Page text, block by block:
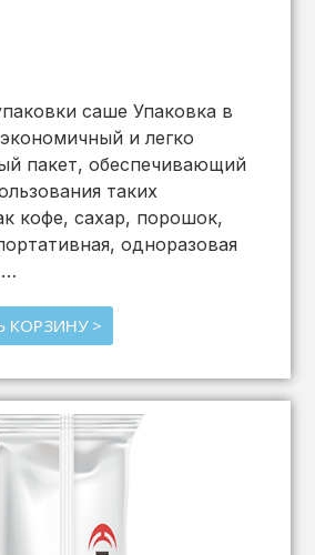
саше Упаковка в
и легко
пакет, обеспечивающий
таких
кофе, сахар, порошок,
одноразовая
…
КОРЗИНУ >